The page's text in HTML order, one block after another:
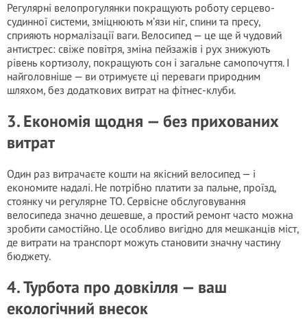
Регулярні велопрогулянки покращують роботу серцево-
судинної системи, зміцнюють м’язи ніг, спини та пресу,
сприяють нормалізації ваги. Велосипед — це ще й чудовий
антистрес: свіже повітря, зміна пейзажів і рух знижують
рівень кортизолу, покращують сон і загальне самопочуття. І
найголовніше — ви отримуєте ці переваги природним
шляхом, без додаткових витрат на фітнес-клуби.
3. Економія щодня — без прихованих
витрат
Один раз витрачаєте кошти на якісний велосипед — і
економите надалі. Не потрібно платити за пальне, проїзд,
стоянку чи регулярне ТО. Сервісне обслуговування
велосипеда значно дешевше, а простий ремонт часто можна
зробити самостійно. Це особливо вигідно для мешканців міст,
де витрати на транспорт можуть становити значну частину
бюджету.
4. Турбота про довкілля — ваш
екологічний внесок